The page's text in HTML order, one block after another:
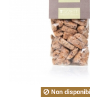
Non